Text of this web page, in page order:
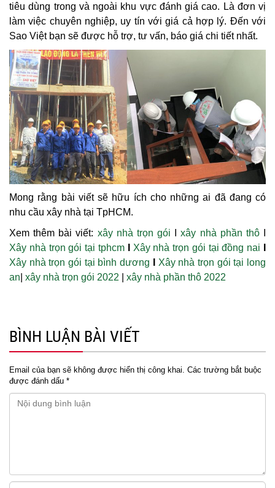
tiêu dùng trong và ngoài khu vực đánh giá cao. Là đơn vị
làm việc chuyên nghiệp, uy tín với giá cả hợp lý. Đến với
Sao Việt bạn sẽ được hỗ trợ, tư vấn, báo giá chi tiết nhất.
Mong rằng bài viết sẽ hữu ích cho những ai đã đang có
nhu cầu xây nhà tại TpHCM.
Xem thêm bài viết: xây nhà trọn gói Ixây nhà phần thôI
Xây nhà trọn gói tại tphcmI Xây nhà trọn gói tại đồng nai
Xây nhà trọn gói tại bình dương
Xây nhà trọn gói tại long
an xây nhà trọn gói 2022 xây nhà phần thô 2022
BÌNH LUẬN BÀI VIẾT
Email của bạn sẽ không được hiển thị công khai. Các trường bắt buộc
được đánh dấu *